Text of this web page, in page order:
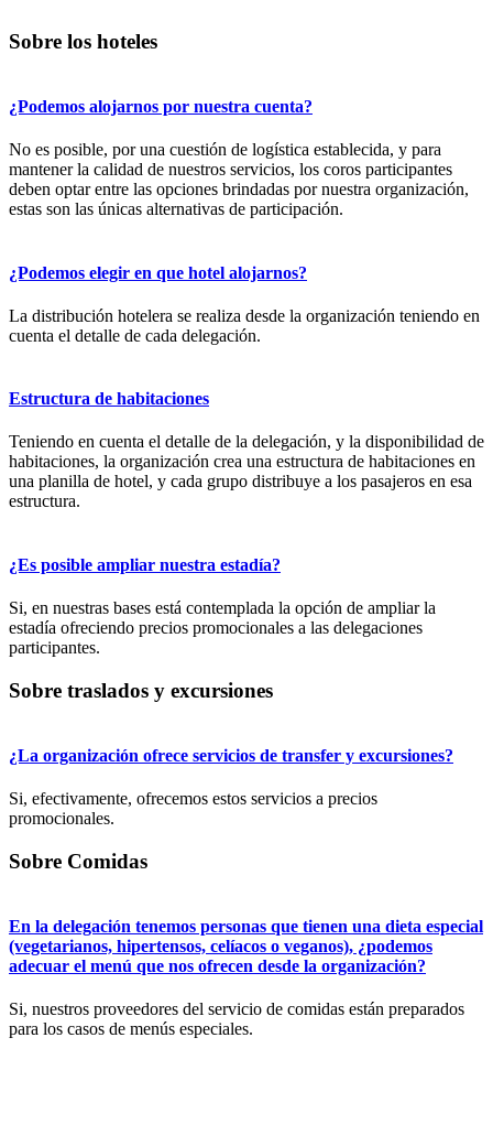
Sobre los hoteles
¿Podemos alojarnos por nuestra cuenta?
No es posible, por una cuestión de logística establecida, y para
mantener la calidad de nuestros servicios, los coros participantes
deben optar entre las opciones brindadas por nuestra organización,
estas son las únicas alternativas de participación.
¿Podemos elegir en que hotel alojarnos?
La distribución hotelera se realiza desde la organización teniendo en
cuenta el detalle de cada delegación.
Estructura de habitaciones
Teniendo en cuenta el detalle de la delegación, y la disponibilidad de
habitaciones, la organización crea una estructura de habitaciones en
una planilla de hotel, y cada grupo distribuye a los pasajeros en esa
estructura.
¿Es posible ampliar nuestra estadía?
Si, en nuestras bases está contemplada la opción de ampliar la
estadía ofreciendo precios promocionales a las delegaciones
participantes.
Sobre traslados y excursiones
¿La organización ofrece servicios de transfer y excursiones?
Si, efectivamente, ofrecemos estos servicios a precios
promocionales.
Sobre Comidas
En la delegación tenemos personas que tienen una dieta especial
(vegetarianos, hipertensos, celíacos o veganos), ¿podemos
adecuar el menú que nos ofrecen desde la organización?
Si, nuestros proveedores del servicio de comidas están preparados
para los casos de menús especiales.